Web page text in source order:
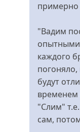
примерно
"Вадим
опытными
каждого
будут
временем
"Слим"
сам,